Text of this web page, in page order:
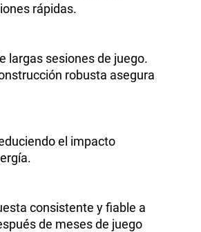
rápidas.
largas sesiones de juego.
robusta asegura
el impacto
consistente y fiable a
de meses de juego